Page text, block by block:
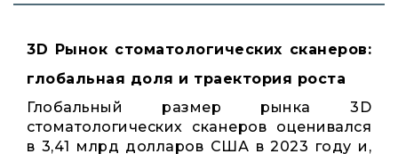
3D Рынок стоматологических сканеров:
глобальная доля и траектория роста
Глобальный размер рынка 3D
стоматологических сканеров оценивался
в 3,41 млрд долларов США в 2023 году и,